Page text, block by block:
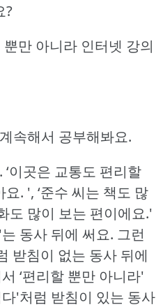
?
만 아니라 인터넷 강의
속해서 공부해봐요.
‘이곳은 교통도 편리할
요. ', ‘준수 씨는 책도 많
도 많이 보는 편이에요.'
동사 뒤에 써요. 그런
받침이 없는 동사 뒤에
‘편리할 뿐만 아니라'
'처럼 받침이 있는 동사